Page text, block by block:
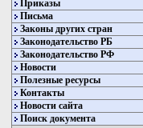
Приказы
Письма
Законы других стран
Законодательство РБ
Законодательство РФ
Новости
Полезные ресурсы
Контакты
Новости сайта
Поиск документа